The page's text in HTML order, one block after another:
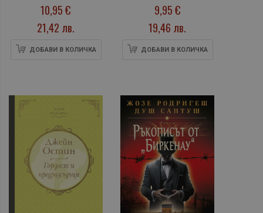
10,95 €
21,42 лв.
ДОБАВИ В КОЛИЧКА
9,95 €
19,46 лв.
ДОБАВИ В КОЛИЧКА